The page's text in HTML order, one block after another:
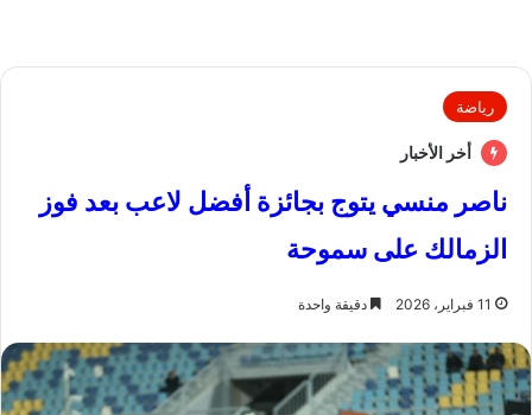
رياضة
أخر الأخبار
ناصر منسي يتوج بجائزة أفضل لاعب بعد فوز
الزمالك على سموحة
11 فبراير، 2026 دقيقة واحدة